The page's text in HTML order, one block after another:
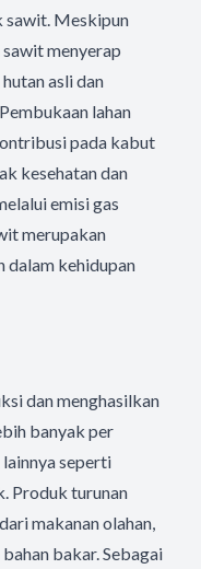
sawit. Meskipun
menyerap
asli dan
lahan
pada kabut
kesehatan dan
emisi gas
merupakan
dalam kehidupan
dan menghasilkan
banyak per
seperti
Produk turunan
makanan olahan,
bakar. Sebagai